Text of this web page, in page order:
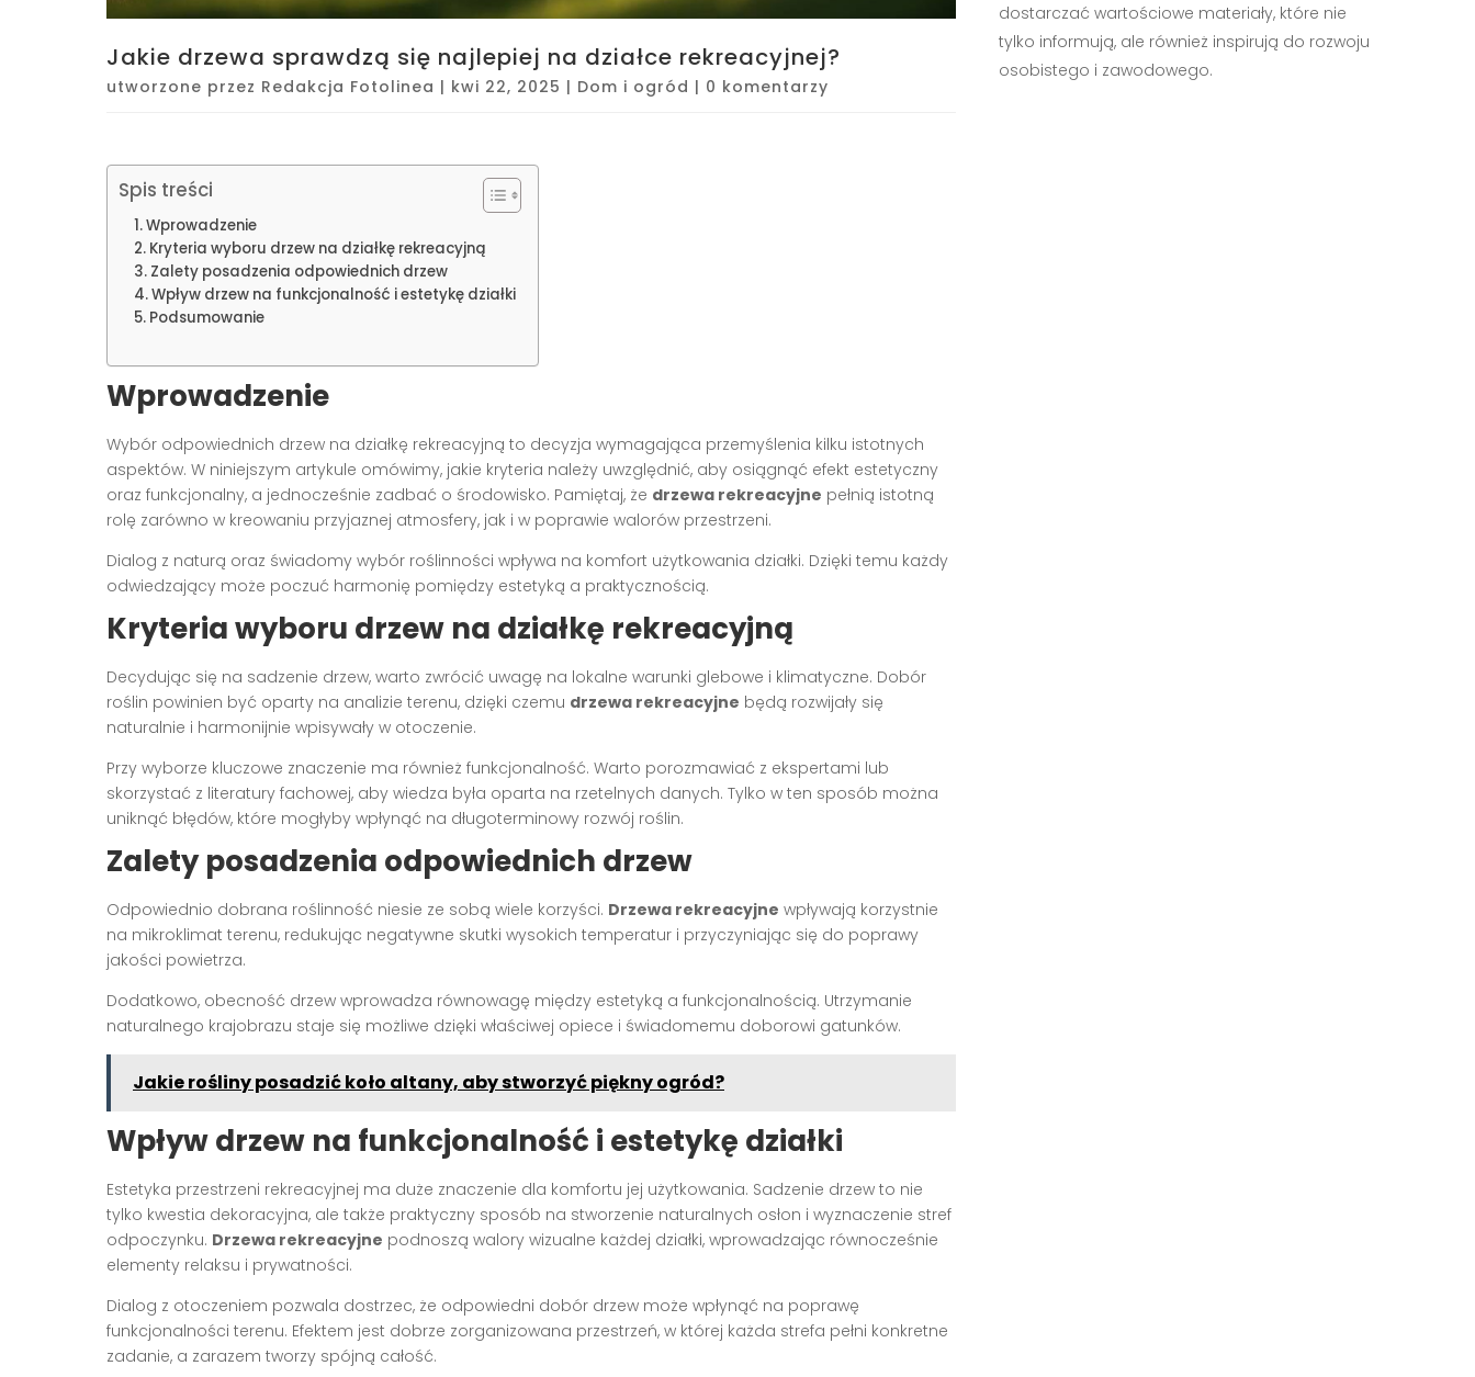
Jakie drzewa sprawdzą się najlepiej na działce rekreacyjnej?
utworzone przez Redakcja Fotolinea | kwi 22, 2025 | Dom i ogród | 0 komentarzy
Spis treści
Wprowadzenie
Kryteria wyboru drzew na działkę rekreacyjną
Zalety posadzenia odpowiednich drzew
Wpływ drzew na funkcjonalność i estetykę działki
Podsumowanie
Wprowadzenie
Wybór odpowiednich drzew na działkę rekreacyjną to decyzja wymagająca przemyślenia kilku istotnych
aspektów. W niniejszym artykule omówimy, jakie kryteria należy uwzględnić, aby osiągnąć efekt estetyczny
oraz funkcjonalny, a jednocześnie zadbać o środowisko. Pamiętaj, że drzewa rekreacyjne pełnią istotną
rolę zarówno w kreowaniu przyjaznej atmosfery, jak i w poprawie walorów przestrzeni.
Dialog z naturą oraz świadomy wybór roślinności wpływa na komfort użytkowania działki. Dzięki temu każdy
odwiedzający może poczuć harmonię pomiędzy estetyką a praktycznością.
Kryteria wyboru drzew na działkę rekreacyjną
Decydując się na sadzenie drzew, warto zwrócić uwagę na lokalne warunki glebowe i klimatyczne. Dobór
roślin powinien być oparty na analizie terenu, dzięki czemu drzewa rekreacyjne będą rozwijały się
naturalnie i harmonijnie wpisywały w otoczenie.
Przy wyborze kluczowe znaczenie ma również funkcjonalność. Warto porozmawiać z ekspertami lub
skorzystać z literatury fachowej, aby wiedza była oparta na rzetelnych danych. Tylko w ten sposób można
uniknąć błędów, które mogłyby wpłynąć na długoterminowy rozwój roślin.
Zalety posadzenia odpowiednich drzew
Odpowiednio dobrana roślinność niesie ze sobą wiele korzyści. Drzewa rekreacyjne wpływają korzystnie
na mikroklimat terenu, redukując negatywne skutki wysokich temperatur i przyczyniając się do poprawy
jakości powietrza.
Dodatkowo, obecność drzew wprowadza równowagę między estetyką a funkcjonalnością. Utrzymanie
naturalnego krajobrazu staje się możliwe dzięki właściwej opiece i świadomemu doborowi gatunków.
Jakie rośliny posadzić koło altany, aby stworzyć piękny ogród?
Wpływ drzew na funkcjonalność i estetykę działki
Estetyka przestrzeni rekreacyjnej ma duże znaczenie dla komfortu jej użytkowania. Sadzenie drzew to nie
tylko kwestia dekoracyjna, ale także praktyczny sposób na stworzenie naturalnych osłon i wyznaczenie stref
odpoczynku. Drzewa rekreacyjne podnoszą walory wizualne każdej działki, wprowadzając równocześnie
elementy relaksu i prywatności.
Dialog z otoczeniem pozwala dostrzec, że odpowiedni dobór drzew może wpłynąć na poprawę
funkcjonalności terenu. Efektem jest dobrze zorganizowana przestrzeń, w której każda strefa pełni konkretne
zadanie, a zarazem tworzy spójną całość.
dostarczać wartościowe materiały, które nie
tylko informują, ale również inspirują do rozwoju
osobistego i zawodowego.